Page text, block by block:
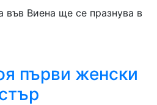
във Виена ще се празнува в
първи женски